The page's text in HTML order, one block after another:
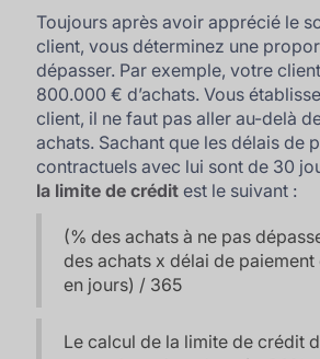
Toujours après avoir apprécié le
client, vous déterminez une
dépasser. Par exemple, votre
800.000 € d’achats. Vous
client, il ne faut pas aller au-delà
achats. Sachant que les délais de
contractuels avec lui sont de 30
la limite de crédit est le suivant :
(% des achats à ne pas
des achats x délai de
en jours) / 365
Le calcul de la limite de crédit